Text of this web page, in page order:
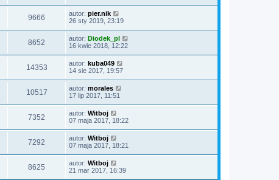
9666 autor: pier.nik
26 sty 2019, 23:19
8652 autor: Diodek_pl
16 kwie 2018, 12:22
14353 autor: kuba049
14 sie 2017, 19:57
10517 autor: morales
17 lip 2017, 11:51
7352 autor: Witboj
07 maja 2017, 18:22
7292 autor: Witboj
07 maja 2017, 18:21
8625 autor: Witboj
21 mar 2017, 16:39